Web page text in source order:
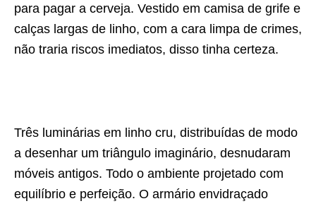
para pagar a cerveja. Vestido em camisa de grife e
calças largas de linho, com a cara limpa de crimes,
não traria riscos imediatos, disso tinha certeza.
Três luminárias em linho cru, distribuídas de modo
a desenhar um triângulo imaginário, desnudaram
móveis antigos. Todo o ambiente projetado com
equilíbrio e perfeição. O armário envidraçado